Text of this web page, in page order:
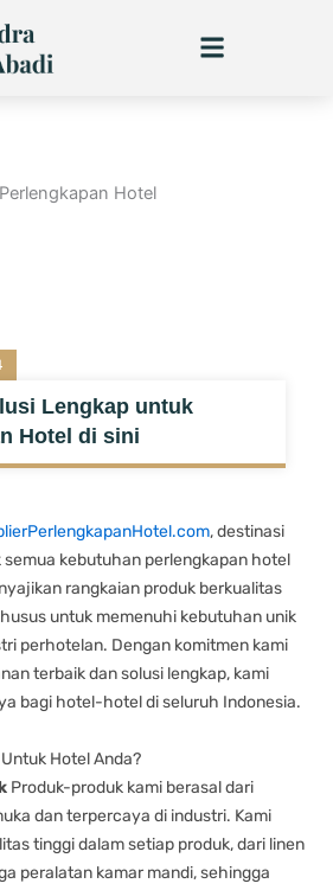
Lengkap untuk
Hotel di sini
, destinasi
kebutuhan perlengkapan hotel
rangkaian produk berkualitas
untuk memenuhi kebutuhan unik
perhotelan. Dengan komitmen kami
terbaik dan solusi lengkap, kami
bagi hotel-hotel di seluruh Indonesia.
Hotel Anda?
Produk-produk kami berasal dari
dan terpercaya di industri. Kami
tinggi dalam setiap produk, dari linen
peralatan kamar mandi, sehingga